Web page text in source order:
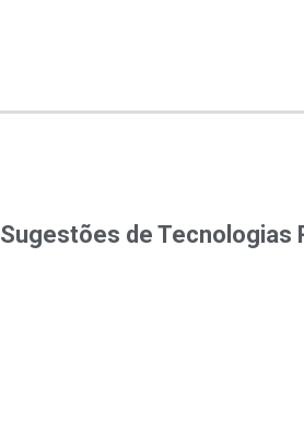
Sugestões de Tecnologias